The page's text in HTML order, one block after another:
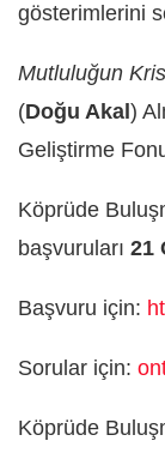
gösterimlerini
Mutluluğun
(Doğu Akal )
Geliştirme
Köprüde
başvuruları 21
Başvuru için:
Sorular için:
Köprüde